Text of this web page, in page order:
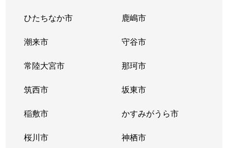
ひたちなか市 鹿嶋市
潮来市 守谷市
常陸大宮市 那珂市
筑西市 坂東市
稲敷市 かすみがうら市
桜川市 神栖市